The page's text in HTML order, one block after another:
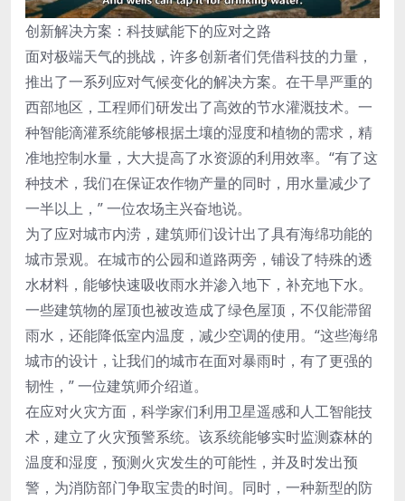
创新解决方案：科技赋能下的应对之路
面对极端天气的挑战，许多创新者们凭借科技的力量，
推出了一系列应对气候变化的解决方案。在干旱严重的
西部地区，工程师们研发出了高效的节水灌溉技术。一
种智能滴灌系统能够根据土壤的湿度和植物的需求，精
准地控制水量，大大提高了水资源的利用效率。“有了这
种技术，我们在保证农作物产量的同时，用水量减少了
一半以上，” 一位农场主兴奋地说。
为了应对城市内涝，建筑师们设计出了具有海绵功能的
城市景观。在城市的公园和道路两旁，铺设了特殊的透
水材料，能够快速吸收雨水并渗入地下，补充地下水。
一些建筑物的屋顶也被改造成了绿色屋顶，不仅能滞留
雨水，还能降低室内温度，减少空调的使用。“这些海绵
城市的设计，让我们的城市在面对暴雨时，有了更强的
韧性，” 一位建筑师介绍道。
在应对火灾方面，科学家们利用卫星遥感和人工智能技
术，建立了火灾预警系统。该系统能够实时监测森林的
温度和湿度，预测火灾发生的可能性，并及时发出预
警，为消防部门争取宝贵的时间。同时，一种新型的防